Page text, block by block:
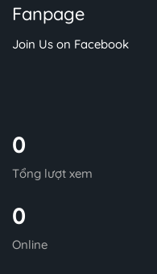
Fanpage
Join Us on Facebook
0
Tổng lượt xem
0
Online